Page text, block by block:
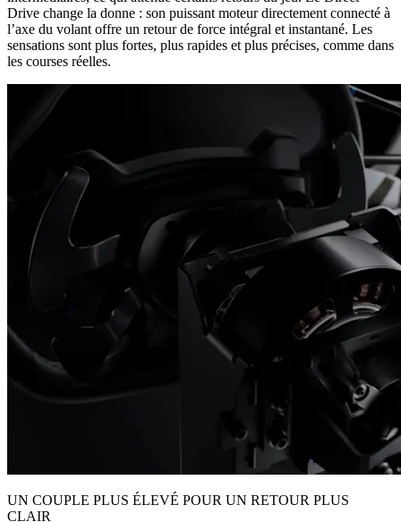
Drive change la donne : son puissant moteur directement connecté à
l’axe du volant offre un retour de force intégral et instantané. Les
sensations sont plus fortes, plus rapides et plus précises, comme dans
les courses réelles.
UN COUPLE PLUS ÉLEVÉ POUR UN RETOUR PLUS
CLAIR